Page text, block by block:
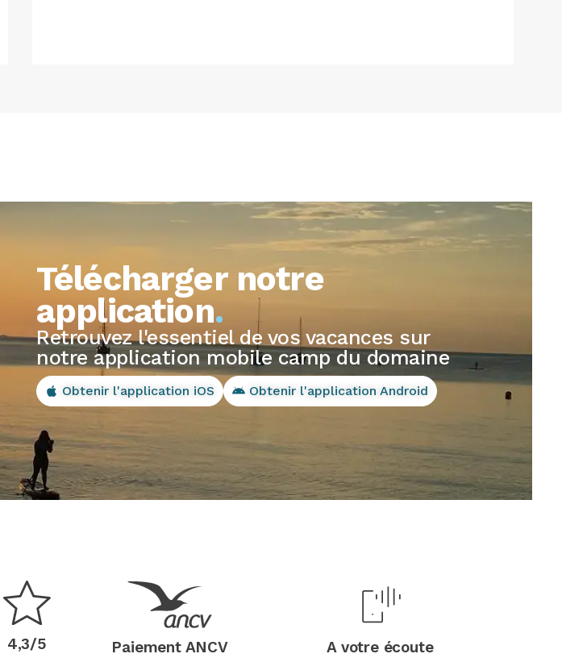
Télécharger notre
application.
Retrouvez l'essentiel de vos vacances sur
notre application mobile camp du domaine
Obtenir l'application iOS Obtenir l'application Android
4,3/5 Paiement ANCV A votre écoute